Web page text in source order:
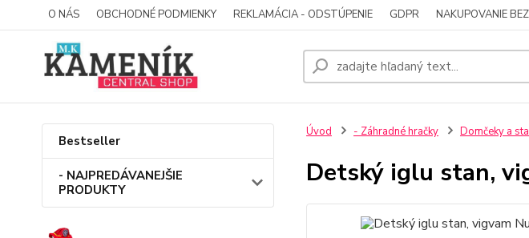
O NÁS OBCHODNÉ PODMIENKY REKLAMÁCIA - ODSTÚPENIE GDPR NAKUPOVANIE
Bestseller
- NAJPREDÁVANEJŠIE
PRODUKTY
Úvod - Záhradné hračky Domčeky a
Detský iglu stan,